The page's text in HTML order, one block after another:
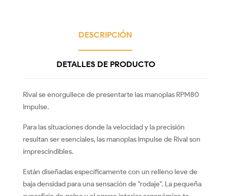
DESCRIPCIÓN
DETALLES DE PRODUCTO
Rival se enorgullece de presentarte las manoplas RPM80
Impulse.
Para las situaciones donde la velocidad y la precisión
resultan ser esenciales, las manoplas Impulse de Rival son
imprescindibles.
Están diseñadas específicamente con un relleno leve de
baja densidad para una sensación de "rodaje". La pequeña